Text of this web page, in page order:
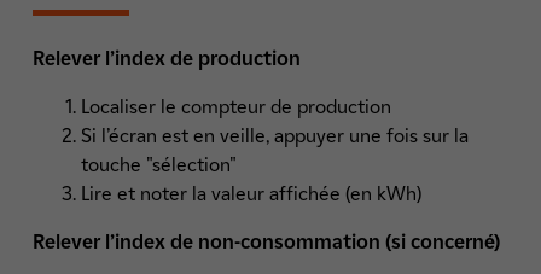
Relever l’index de production
Localiser le compteur de production
Si l’écran est en veille, appuyer une fois sur la
touche "sélection"
Lire et noter la valeur affichée (en kWh)
Relever l’index de non-consommation (si concerné)